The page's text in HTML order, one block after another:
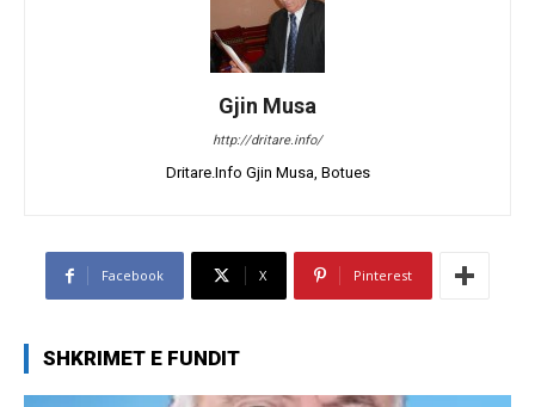
Gjin Musa
http://dritare.info/
Dritare.Info Gjin Musa, Botues
Facebook X Pinterest
SHKRIMET E FUNDIT